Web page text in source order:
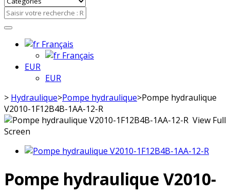
Français
Français
EUR
EUR
> Hydraulique>Pompe hydraulique>Pompe hydraulique
V2010-1F12B4B-1AA-12-R
View Full
Screen
Pompe hydraulique V2010-